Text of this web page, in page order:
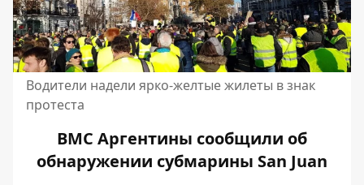
Водители надели ярко-желтые жилеты в знак
протеста
ВМС Аргентины сообщили об
обнаружении субмарины San Juan